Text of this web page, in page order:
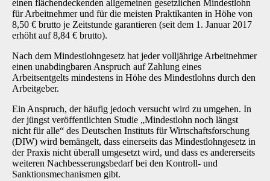
einen flächendeckenden allgemeinen gesetzlichen Mindestlohn
für Arbeitnehmer und für die meisten Praktikanten in Höhe von
8,50 € brutto je Zeitstunde garantieren (seit dem 1. Januar 2017
erhöht auf 8,84 € brutto).
Nach dem Mindestlohngesetz hat jeder volljährige Arbeitnehmer
einen unabdingbaren Anspruch auf Zahlung eines
Arbeitsentgelts mindestens in Höhe des Mindestlohns durch den
Arbeitgeber.
Ein Anspruch, der häufig jedoch versucht wird zu umgehen. In
der jüngst veröffentlichten Studie „Mindestlohn noch längst
nicht für alle“ des Deutschen Instituts für Wirtschaftsforschung
(DIW) wird bemängelt, dass einerseits das Mindestlohngesetz in
der Praxis nicht überall umgesetzt wird, und dass es andererseits
weiteren Nachbesserungsbedarf bei den Kontroll- und
Sanktionsmechanismen gibt.